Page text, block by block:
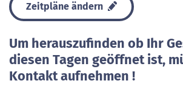
Zeitpläne ändern
Um herauszufinden ob Ihr
diesen Tagen geöffnet ist,
Kontakt aufnehmen !